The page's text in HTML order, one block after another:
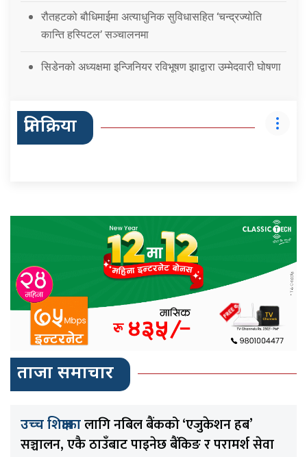
रौतहटको बौधिमाईमा अत्याधुनिक सुविधासहित ‘चन्द्रज्योति
कान्ति हस्पिटल’ सञ्चालनमा
सिडेनको अध्यक्षमा इन्जिनियर रविभूषण झाद्वारा उम्मेदवारी घोषणा
प्रतिक्रिया
ताजा समाचार
उच्च शिक्षाकालागि नबिल बैंकको ‘एजुकेशन हब’
सञ्चालन, एकै ठाउँबाट पाइनेछ बैंकिङ र परामर्श सेवा